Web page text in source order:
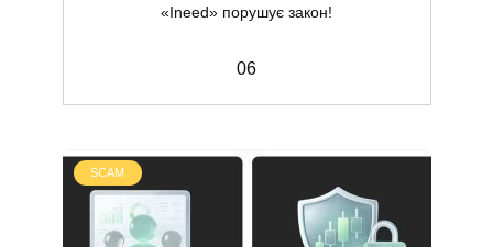
«Ineed» порушує закон!
06
SCAM